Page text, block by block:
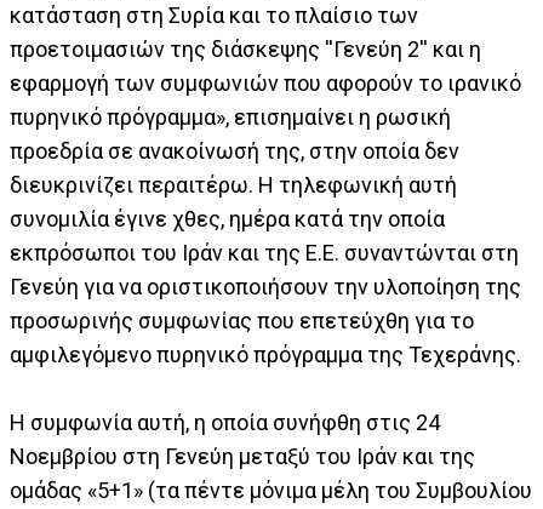
κατάσταση στη Συρία και το πλαίσιο των
προετοιμασιών της διάσκεψης ''Γενεύη 2'' και η
εφαρμογή των συμφωνιών που αφορούν το ιρανικό
πυρηνικό πρόγραμμα», επισημαίνει η ρωσική
προεδρία σε ανακοίνωσή της, στην οποία δεν
διευκρινίζει περαιτέρω. Η τηλεφωνική αυτή
συνομιλία έγινε χθες, ημέρα κατά την οποία
εκπρόσωποι του Ιράν και της Ε.Ε. συναντώνται στη
Γενεύη για να οριστικοποιήσουν την υλοποίηση της
προσωρινής συμφωνίας που επετεύχθη για το
αμφιλεγόμενο πυρηνικό πρόγραμμα της Τεχεράνης.
Η συμφωνία αυτή, η οποία συνήφθη στις 24
Νοεμβρίου στη Γενεύη μεταξύ του Ιράν και της
ομάδας «5+1» (τα πέντε μόνιμα μέλη του Συμβουλίου